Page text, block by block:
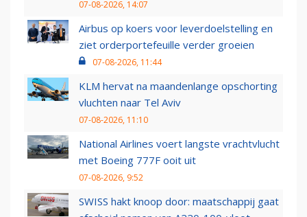
07-08-2026, 14:07
Airbus op koers voor leverdoelstelling en
ziet orderportefeuille verder groeien
07-08-2026, 11:44
KLM hervat na maandenlange opschorting
vluchten naar Tel Aviv
07-08-2026, 11:10
National Airlines voert langste vrachtvlucht
met Boeing 777F ooit uit
07-08-2026, 9:52
SWISS hakt knoop door: maatschappij gaat